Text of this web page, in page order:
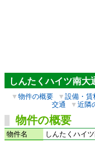
しんたくハイツ南大
▼物件の概要 ▼設備・賃
交通
▼近隣
物件の概要
物件名
しんたくハイ